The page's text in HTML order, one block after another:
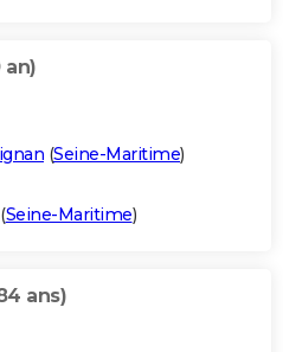
an)
(Seine-Maritime)
(Seine-Maritime)
ans)